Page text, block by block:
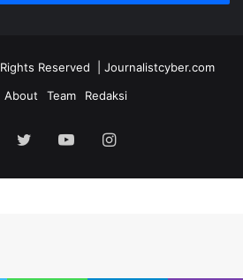
Reserved | Journalistcyber.com
About Team Redaksi
TwitterYouTubeInstagram